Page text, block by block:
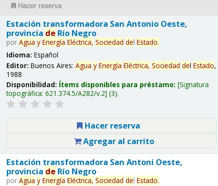
Hacer reserva
Estación transformadora San Antonio Oeste,
provincia deRío Negro
por Agua y Energía Eléctrica, Sociedad del Estado.
Idioma: Español
Editor: Buenos Aires: Agua y Energía Eléctrica, Sociedad del Estado,
1988
Disponibilidad: Ítems disponibles para préstamo: Signatura
topográfica: 621.374.5/A282/v.2 (3).
Hacer reserva
Agregar al carrito
Estación transformadora San Antoni Oeste,
provincia deRío Negro
por Agua y Energía Eléctrica, Sociedad del Estado.